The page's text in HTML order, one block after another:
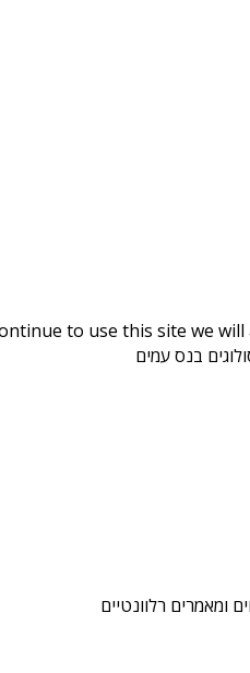
to use this site we
בנס עמים
ומאמרים רלוונטיים